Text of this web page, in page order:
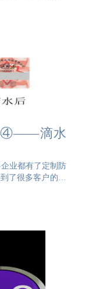
环节的数据进行
安全的全程监控
④——滴水
业都有了定制防
了很多客户的委
防伪是什么是国